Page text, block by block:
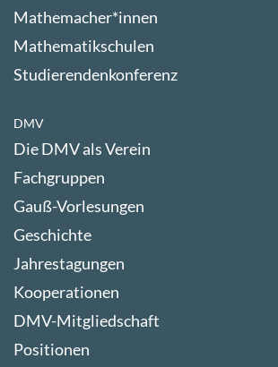
Mathemacher*innen
Mathematikschulen
Studierendenkonferenz
DMV
Die DMV als Verein
Fachgruppen
Gauß-Vorlesungen
Geschichte
Jahrestagungen
Kooperationen
DMV-Mitgliedschaft
Positionen